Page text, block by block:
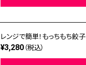
レンジで簡単！もっちもち餃子
¥3,280 （税込）